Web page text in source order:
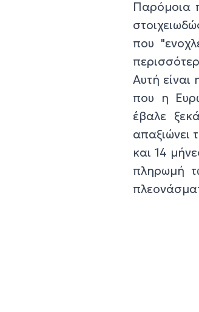
Παρόμοια
που
Αυτή
που η
έβαλε
απαξιώνει
και 14
πληρωμή